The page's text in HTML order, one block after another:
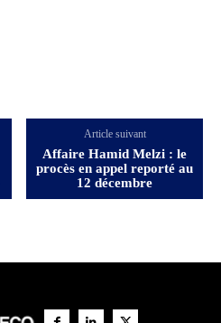
Article suivant
Affaire Hamid Melzi : le
procès en appel reporté au
12 décembre